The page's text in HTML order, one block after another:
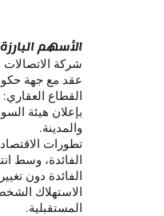
الأسهم البارزة
عقد مع جهة حكومية بقيمة
القطاع
بإعلان هيئة
والمدينة.
تطورات
الفائدة، وسط
الفائدة دون
الاستهلاك
المستقبلية.